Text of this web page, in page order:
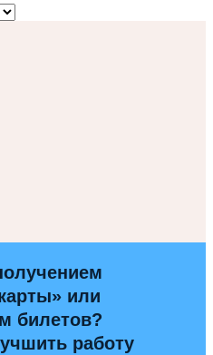
или
билетов?
работу